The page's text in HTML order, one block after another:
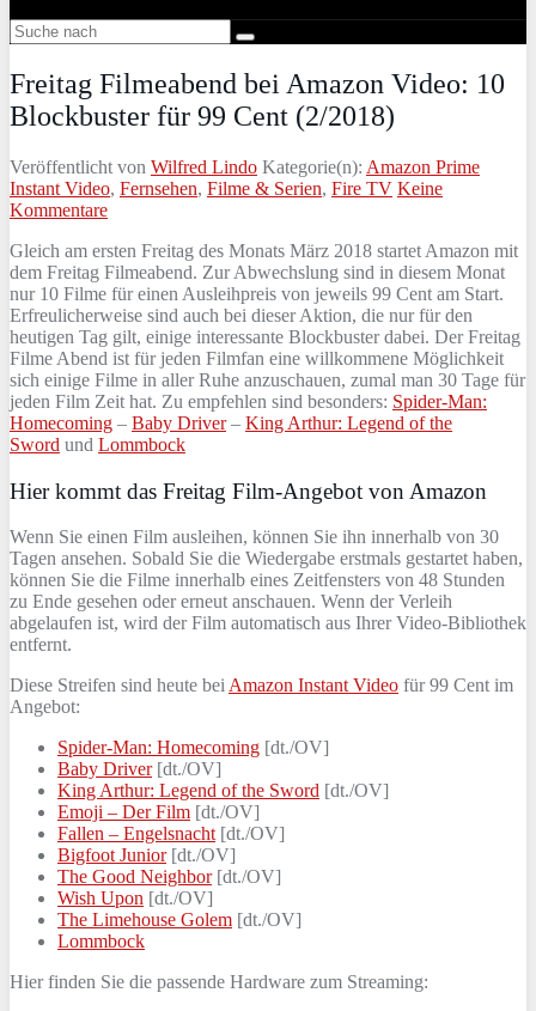
Freitag Filmeabend bei Amazon Video: 10
Blockbuster für 99 Cent (2/2018)
Veröffentlicht von Wilfred Lindo Kategorie(n): Amazon Prime
Instant Video, Fernsehen, Filme & Serien, Fire TV Keine
Kommentare
Gleich am ersten Freitag des Monats März 2018 startet Amazon mit
dem Freitag Filmeabend. Zur Abwechslung sind in diesem Monat
nur 10 Filme für einen Ausleihpreis von jeweils 99 Cent am Start.
Erfreulicherweise sind auch bei dieser Aktion, die nur für den
heutigen Tag gilt, einige interessante Blockbuster dabei. Der Freitag
Filme Abend ist für jeden Filmfan eine willkommene Möglichkeit
sich einige Filme in aller Ruhe anzuschauen, zumal man 30 Tage für
jeden Film Zeit hat. Zu empfehlen sind besonders: Spider-Man:
Homecoming – Baby Driver– King Arthur: Legend of the
Sword und Lommbock
Hier kommt das Freitag Film-Angebot von Amazon
Wenn Sie einen Film ausleihen, können Sie ihn innerhalb von 30
Tagen ansehen. Sobald Sie die Wiedergabe erstmals gestartet haben,
können Sie die Filme innerhalb eines Zeitfensters von 48 Stunden
zu Ende gesehen oder erneut anschauen. Wenn der Verleih
abgelaufen ist, wird der Film automatisch aus Ihrer Video-Bibliothek
entfernt.
Diese Streifen sind heute bei Amazon Instant Video für 99 Cent im
Angebot:
Spider-Man: Homecoming [dt./OV]
Baby Driver[dt./OV]
King Arthur: Legend of the Sword [dt./OV]
Emoji – Der Film [dt./OV]
Fallen – Engelsnacht [dt./OV]
Bigfoot Junior[dt./OV]
The Good Neighbor[dt./OV]
Wish Upon [dt./OV]
The Limehouse Golem [dt./OV]
Lommbock
Hier finden Sie die passende Hardware zum Streaming: